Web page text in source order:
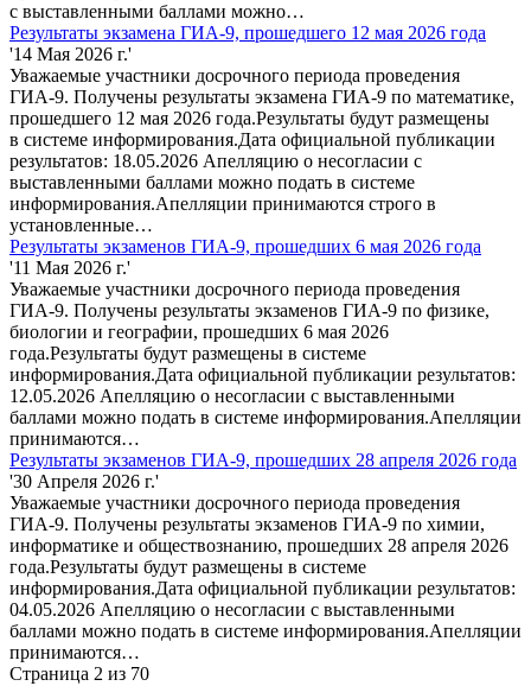
с выставленными баллами можно…
Результаты экзамена ГИА-9, прошедшего 12 мая 2026 года
'14 Мая 2026 г.'
Уважаемые участники досрочного периода проведения
ГИА-9. Получены результаты экзамена ГИА-9 по математике,
прошедшего 12 мая 2026 года.Результаты будут размещены
в системе информирования.Дата официальной публикации
результатов: 18.05.2026 Апелляцию о несогласии с
выставленными баллами можно подать в системе
информирования.Апелляции принимаются строго в
установленные…
Результаты экзаменов ГИА-9, прошедших 6 мая 2026 года
'11 Мая 2026 г.'
Уважаемые участники досрочного периода проведения
ГИА-9. Получены результаты экзаменов ГИА-9 по физике,
биологии и географии, прошедших 6 мая 2026
года.Результаты будут размещены в системе
информирования.Дата официальной публикации результатов:
12.05.2026 Апелляцию о несогласии с выставленными
баллами можно подать в системе информирования.Апелляции
принимаются…
Результаты экзаменов ГИА-9, прошедших 28 апреля 2026 года
'30 Апреля 2026 г.'
Уважаемые участники досрочного периода проведения
ГИА-9. Получены результаты экзаменов ГИА-9 по химии,
информатике и обществознанию, прошедших 28 апреля 2026
года.Результаты будут размещены в системе
информирования.Дата официальной публикации результатов:
04.05.2026 Апелляцию о несогласии с выставленными
баллами можно подать в системе информирования.Апелляции
принимаются…
Страница 2 из 70